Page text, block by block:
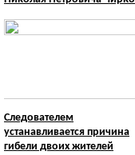
Следователем
устанавливается причина
гибели двоих жителей